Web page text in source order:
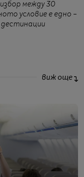
между 30
условие е едно –
дестинации
виж още